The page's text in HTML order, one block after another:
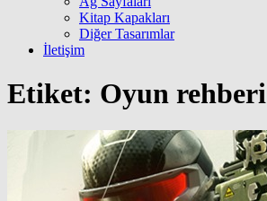
Kitap Kapakları
Diğer Tasarımlar
İletişim
Etiket: Oyun rehberi